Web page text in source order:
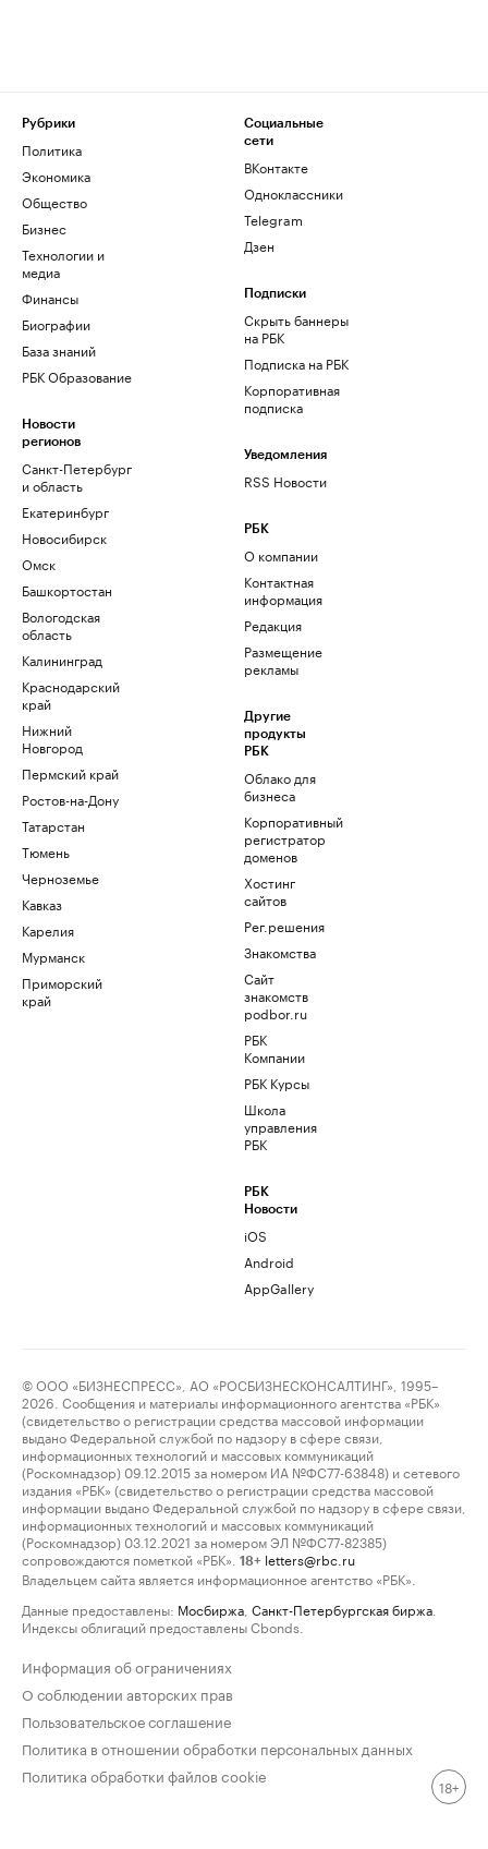
Рубрики
Политика
Экономика
Общество
Бизнес
Технологии и
медиа
Финансы
Биографии
База знаний
РБК Образование
Новости
регионов
Санкт-Петербург
и область
Екатеринбург
Новосибирск
Омск
Башкортостан
Вологодская
область
Калининград
Краснодарский
край
Нижний
Новгород
Пермский край
Ростов-на-Дону
Татарстан
Тюмень
Черноземье
Кавказ
Карелия
Мурманск
Приморский
край
Социальные
сети
ВКонтакте
Одноклассники
Telegram
Дзен
Подписки
Скрыть баннеры
на РБК
Подписка на РБК
Корпоративная
подписка
Уведомления
RSS Новости
РБК
О компании
Контактная
информация
Редакция
Размещение
рекламы
Другие
продукты
РБК
Облако для
бизнеса
Корпоративный
регистратор
доменов
Хостинг
сайтов
Рег.решения
Знакомства
Сайт
знакомств
podbor.ru
РБК
Компании
РБК Курсы
Школа
управления
РБК
РБК
Новости
iOS
Android
AppGallery
© ООО «БИЗНЕСПРЕСС», АО «РОСБИЗНЕСКОНСАЛТИНГ», 1995–
2026. Сообщения и материалы информационного агентства «РБК»
(свидетельство о регистрации средства массовой информации
выдано Федеральной службой по надзору в сфере связи,
информационных технологий и массовых коммуникаций
(Роскомнадзор) 09.12.2015 за номером ИА №ФС77-63848) и сетевого
издания «РБК» (свидетельство о регистрации средства массовой
информации выдано Федеральной службой по надзору в сфере связи,
информационных технологий и массовых коммуникаций
(Роскомнадзор) 03.12.2021 за номером ЭЛ №ФС77-82385)
сопровождаются пометкой «РБК».
18+ letters@rbc.ru
Владельцем сайта является информационное агентство «РБК».
Данные предоставлены: Мосбиржа Санкт-Петербургская биржа
Индексы облигаций предоставлены Cbonds.
Информация об ограничениях
О соблюдении авторских прав
Пользовательское соглашение
Политика в отношении обработки персональных данных
Политика обработки файлов cookie
18+